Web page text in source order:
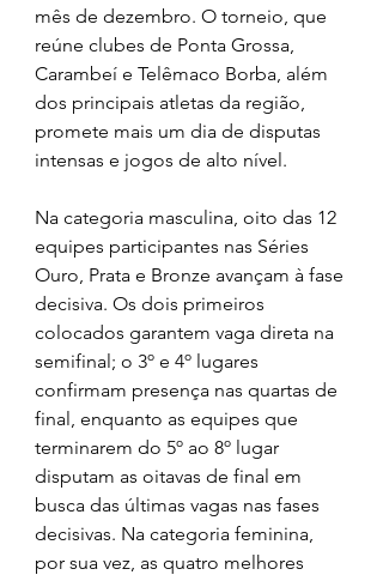
mês de dezembro. O torneio, que
reúne clubes de Ponta Grossa,
Carambeí e Telêmaco Borba, além
dos principais atletas da região,
promete mais um dia de disputas
intensas e jogos de alto nível.
Na categoria masculina, oito das 12
equipes participantes nas Séries
Ouro, Prata e Bronze avançam à fase
decisiva. Os dois primeiros
colocados garantem vaga direta na
semifinal; o 3º e 4º lugares
confirmam presença nas quartas de
final, enquanto as equipes que
terminarem do 5º ao 8º lugar
disputam as oitavas de final em
busca das últimas vagas nas fases
decisivas. Na categoria feminina,
por sua vez, as quatro melhores